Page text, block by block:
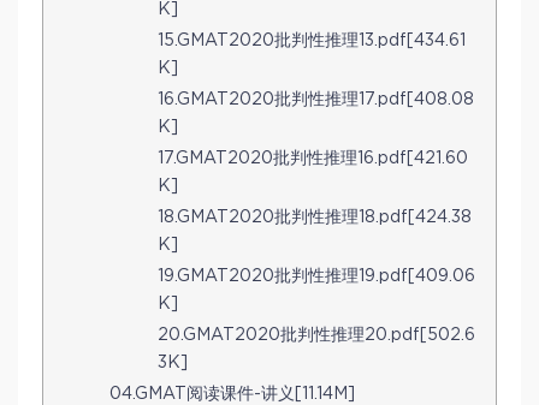
K]
15.GMAT2020批判性推理13.pdf[434.61
K]
16.GMAT2020批判性推理17.pdf[408.08
K]
17.GMAT2020批判性推理16.pdf[421.60
K]
18.GMAT2020批判性推理18.pdf[424.38
K]
19.GMAT2020批判性推理19.pdf[409.06
K]
20.GMAT2020批判性推理20.pdf[502.6
3K]
04.GMAT阅读课件-讲义[11.14M]